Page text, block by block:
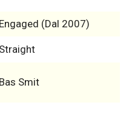
Engaged (Dal 2007)
Straight
Bas Smit